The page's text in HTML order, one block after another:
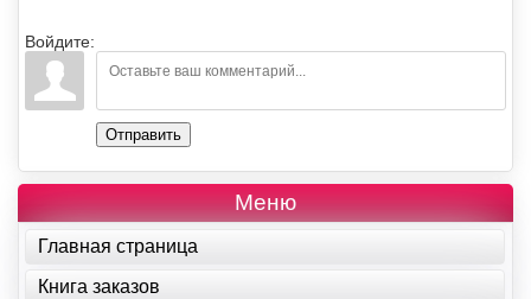
Войдите:
Отправить
Меню
Главная страница
Книга заказов